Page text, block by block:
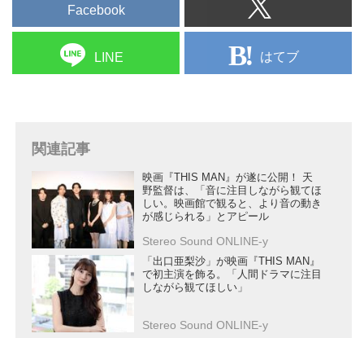
Facebook
LINE はてブ
関連記事
映画『THIS MAN』が遂に公開！ 天
野監督は、「音に注目しながら観てほ
しい。映画館で観ると、より音の動き
が感じられる」とアピール
Stereo Sound ONLINE-y
「出口亜梨沙」が映画『THIS MAN』
で初主演を飾る。「人間ドラマに注目
しながら観てほしい」
Stereo Sound ONLINE-y